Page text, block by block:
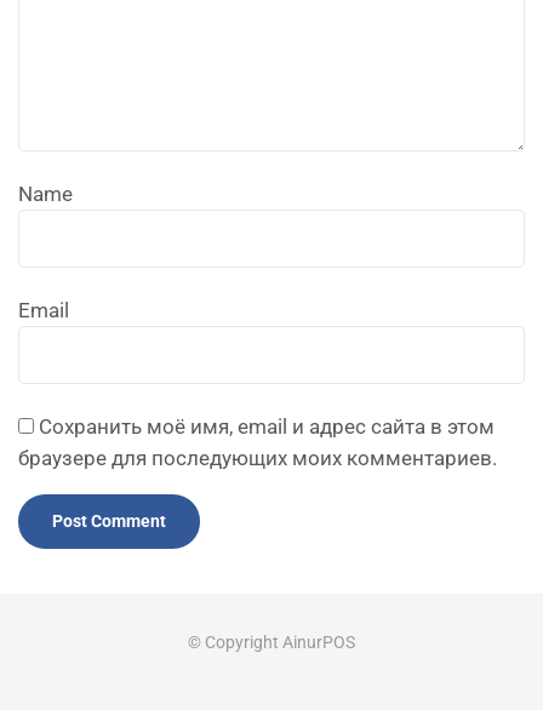
Name
Email
Сохранить моё имя, email и адрес сайта в этом
браузере для последующих моих комментариев.
© Copyright AinurPOS